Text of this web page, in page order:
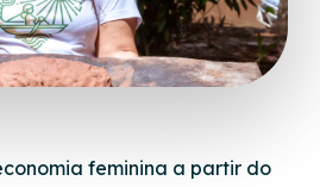
feminina a partir do